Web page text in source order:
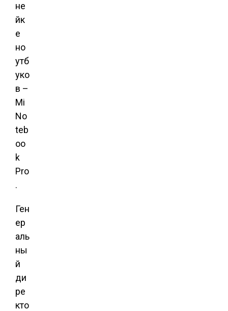
не
йк
е
но
утб
уко
в –
Mi
No
teb
oo
k
Pro
.
Ген
ер
аль
ны
й
ди
ре
кто